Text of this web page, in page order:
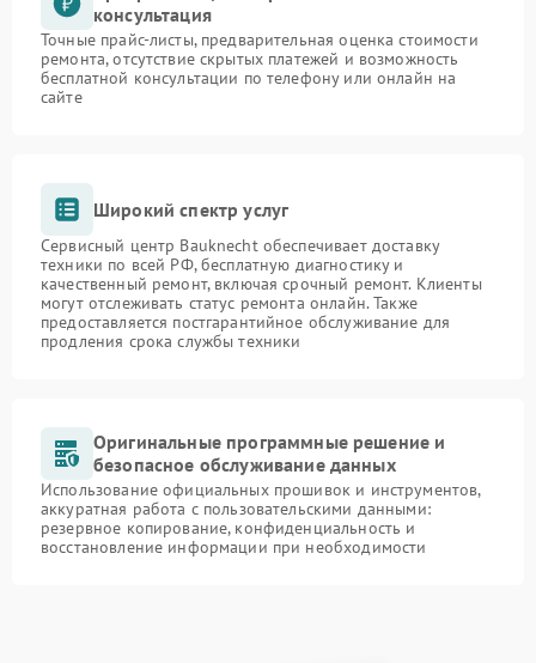
консультация
Точные прайс-листы, предварительная оценка стоимости
ремонта, отсутствие скрытых платежей и возможность
бесплатной консультации по телефону или онлайн на
сайте
Широкий спектр услуг
Сервисный центр Bauknecht обеспечивает доставку
техники по всей РФ, бесплатную диагностику и
качественный ремонт, включая срочный ремонт. Клиенты
могут отслеживать статус ремонта онлайн. Также
предоставляется постгарантийное обслуживание для
продления срока службы техники
Оригинальные программные решение и
безопасное обслуживание данных
Использование официальных прошивок и инструментов,
аккуратная работа с пользовательскими данными:
резервное копирование, конфиденциальность и
восстановление информации при необходимости